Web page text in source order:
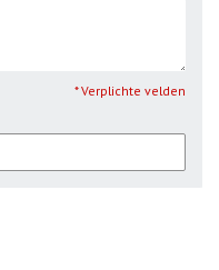
* Verplichte velden